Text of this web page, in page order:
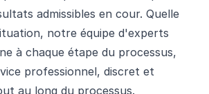
admissibles en cour. Quelle
notre équipe d'experts
à chaque étape du processus,
professionnel, discret et
au long du processus.